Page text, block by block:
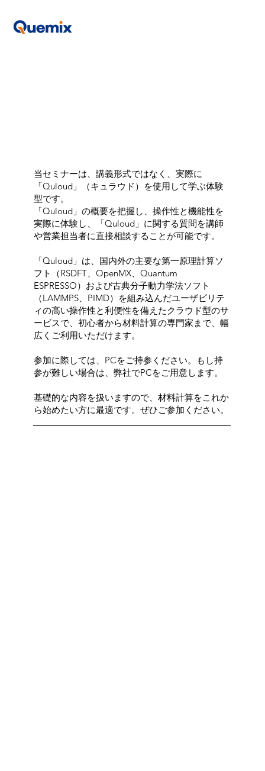
当セミナーは、講義形式ではなく、実際に
「Quloud」（キュラウド）を使用して学ぶ体験
型です。
「Quloud」の概要を把握し、操作性と機能性を
実際に体験し、「Quloud」に関する質問を講師
や営業担当者に直接相談することが可能です。
「Quloud」は、国内外の主要な第一原理計算ソ
フト（RSDFT、OpenMX、Quantum
ESPRESSO）および古典分子動力学法ソフト
（LAMMPS、PIMD）を組み込んだユーザビリテ
ィの高い操作性と利便性を備えたクラウド型のサ
ービスで、初心者から材料計算の専門家まで、幅
広くご利用いただけます。
参加に際しては、PCをご持参ください。もし持
参が難しい場合は、弊社でPCをご用意します。
基礎的な内容を扱いますので、材料計算をこれか
ら始めたい方に最適です。ぜひご参加ください。